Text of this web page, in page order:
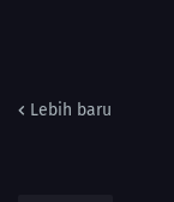
Lebih baru